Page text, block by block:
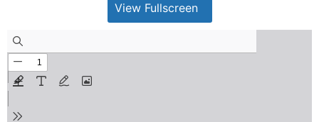
View Fullscreen